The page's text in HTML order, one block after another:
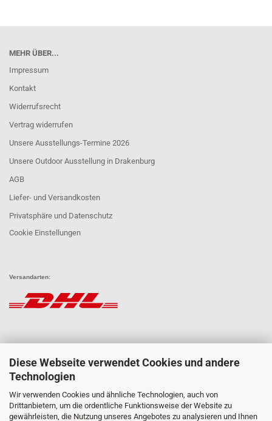
Diese Webseite verwendet Cookies und andere
Technologien
Wir verwenden Cookies und ähnliche Technologien, auch von
Drittanbietern, um die ordentliche Funktionsweise der Website zu
gewährleisten, die Nutzung unseres Angebotes zu analysieren und Ihnen
MEHR ÜBER...
Impressum
Kontakt
Widerrufsrecht
Vertrag widerrufen
Unsere Ausstellungs-Termine 2026
Unsere Outdoor Ausstellung in Drakenburg
AGB
Liefer- und Versandkosten
Privatsphäre und Datenschutz
Cookie Einstellungen
Versandarten:
Zahlungsarten: